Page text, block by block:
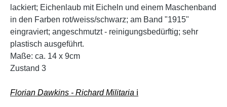
lackiert; Eichenlaub mit Eicheln und einem Maschenband
in den Farben rot/weiss/schwarz; am Band "1915"
eingraviert; angeschmutzt - reinigungsbedürftig; sehr
plastisch ausgeführt.
Maße: ca. 14 x 9cm
Zustand 3
Florian Dawkins - Richard Militaria ℹ️